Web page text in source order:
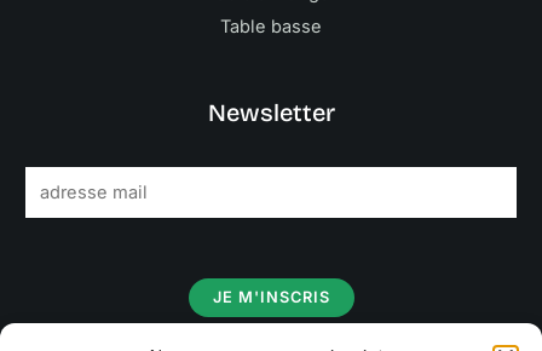
Table basse
Newsletter
m
JE M'INSCRIS